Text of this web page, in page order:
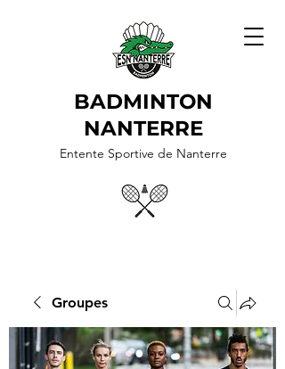
BADMINTON
NANTERRE
Entente Sportive de Nanterre
Groupes